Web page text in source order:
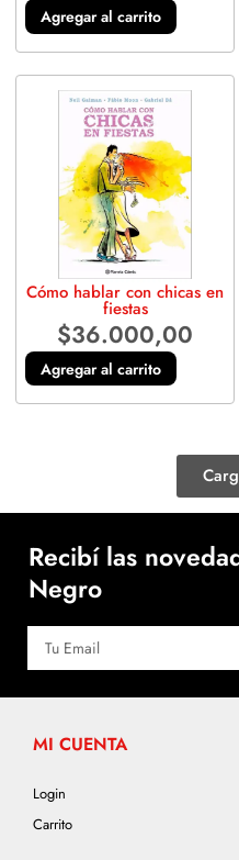
Agregar al carrito
Cómo hablar con chicas en
fiestas
$36.000,00
Agregar al carrito
Recibí las
Negro
MI CUENTA
Login
Carrito